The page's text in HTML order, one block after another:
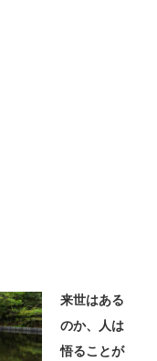
来世はある
のか、人は
悟ることが